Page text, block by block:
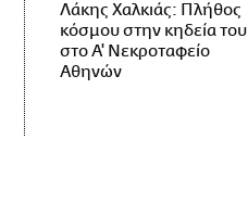
Λάκης Χαλκιάς: Πλήθος
κόσμου στην κηδεία του
στο Α' Νεκροταφείο
Αθηνών